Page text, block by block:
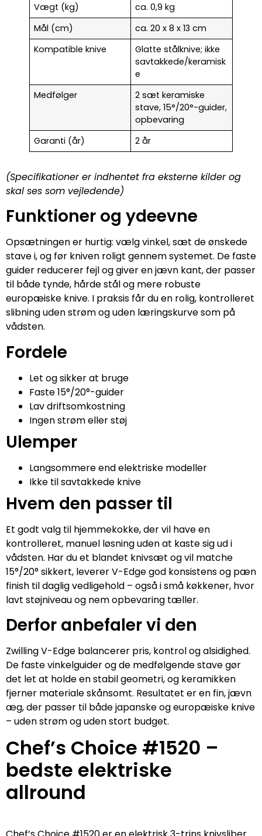
Vægt (kg)
ca. 0,9 kg
Mål (cm)
ca. 20 x 8 x 13 cm
Kompatible knive
Glatte stålknive; ikke
savtakkede/keramisk
e
Medfølger
2 sæt keramiske
stave, 15°/20°-guider,
opbevaring
Garanti (år)
2 år
(Specifikationer er indhentet fra eksterne kilder og
skal ses som vejledende)
Funktioner og ydeevne
Opsætningen er hurtig: vælg vinkel, sæt de ønskede
stave i, og før kniven roligt gennem systemet. De faste
guider reducerer fejl og giver en jævn kant, der passer
til både tynde, hårde stål og mere robuste
europæiske knive. I praksis får du en rolig, kontrolleret
slibning uden strøm og uden læringskurve som på
vådsten.
Fordele
Let og sikker at bruge
Faste 15°/20°-guider
Lav driftsomkostning
Ingen strøm eller støj
Ulemper
Langsommere end elektriske modeller
Ikke til savtakkede knive
Hvem den passer til
Et godt valg til hjemmekokke, der vil have en
kontrolleret, manuel løsning uden at kaste sig ud i
vådsten. Har du et blandet knivsæt og vil matche
15°/20° sikkert, leverer V-Edge god konsistens og pæn
finish til daglig vedligehold – også i små køkkener, hvor
lavt støjniveau og nem opbevaring tæller.
Derfor anbefaler vi den
Zwilling V-Edge balancerer pris, kontrol og alsidighed.
De faste vinkelguider og de medfølgende stave gør
det let at holde en stabil geometri, og keramikken
fjerner materiale skånsomt. Resultatet er en fin, jævn
æg, der passer til både japanske og europæiske knive
– uden strøm og uden stort budget.
Chef’s Choice #1520 –
bedste elektriske
allround